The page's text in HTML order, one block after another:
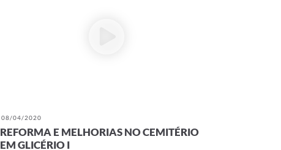
08/04/2020
REFORMA E MELHORIAS NO CEMITÉRIO
EM GLICÉRIO I